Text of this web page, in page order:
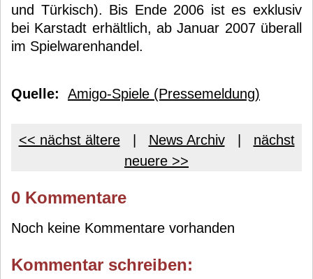
und Türkisch). Bis Ende 2006 ist es exklusiv
bei Karstadt erhältlich, ab Januar 2007 überall
im Spielwarenhandel.
Quelle: Amigo-Spiele (Pressemeldung)
<< nächst ältere| News Archiv| nächst
neuere >>
0 Kommentare
Noch keine Kommentare vorhanden
Kommentar schreiben: